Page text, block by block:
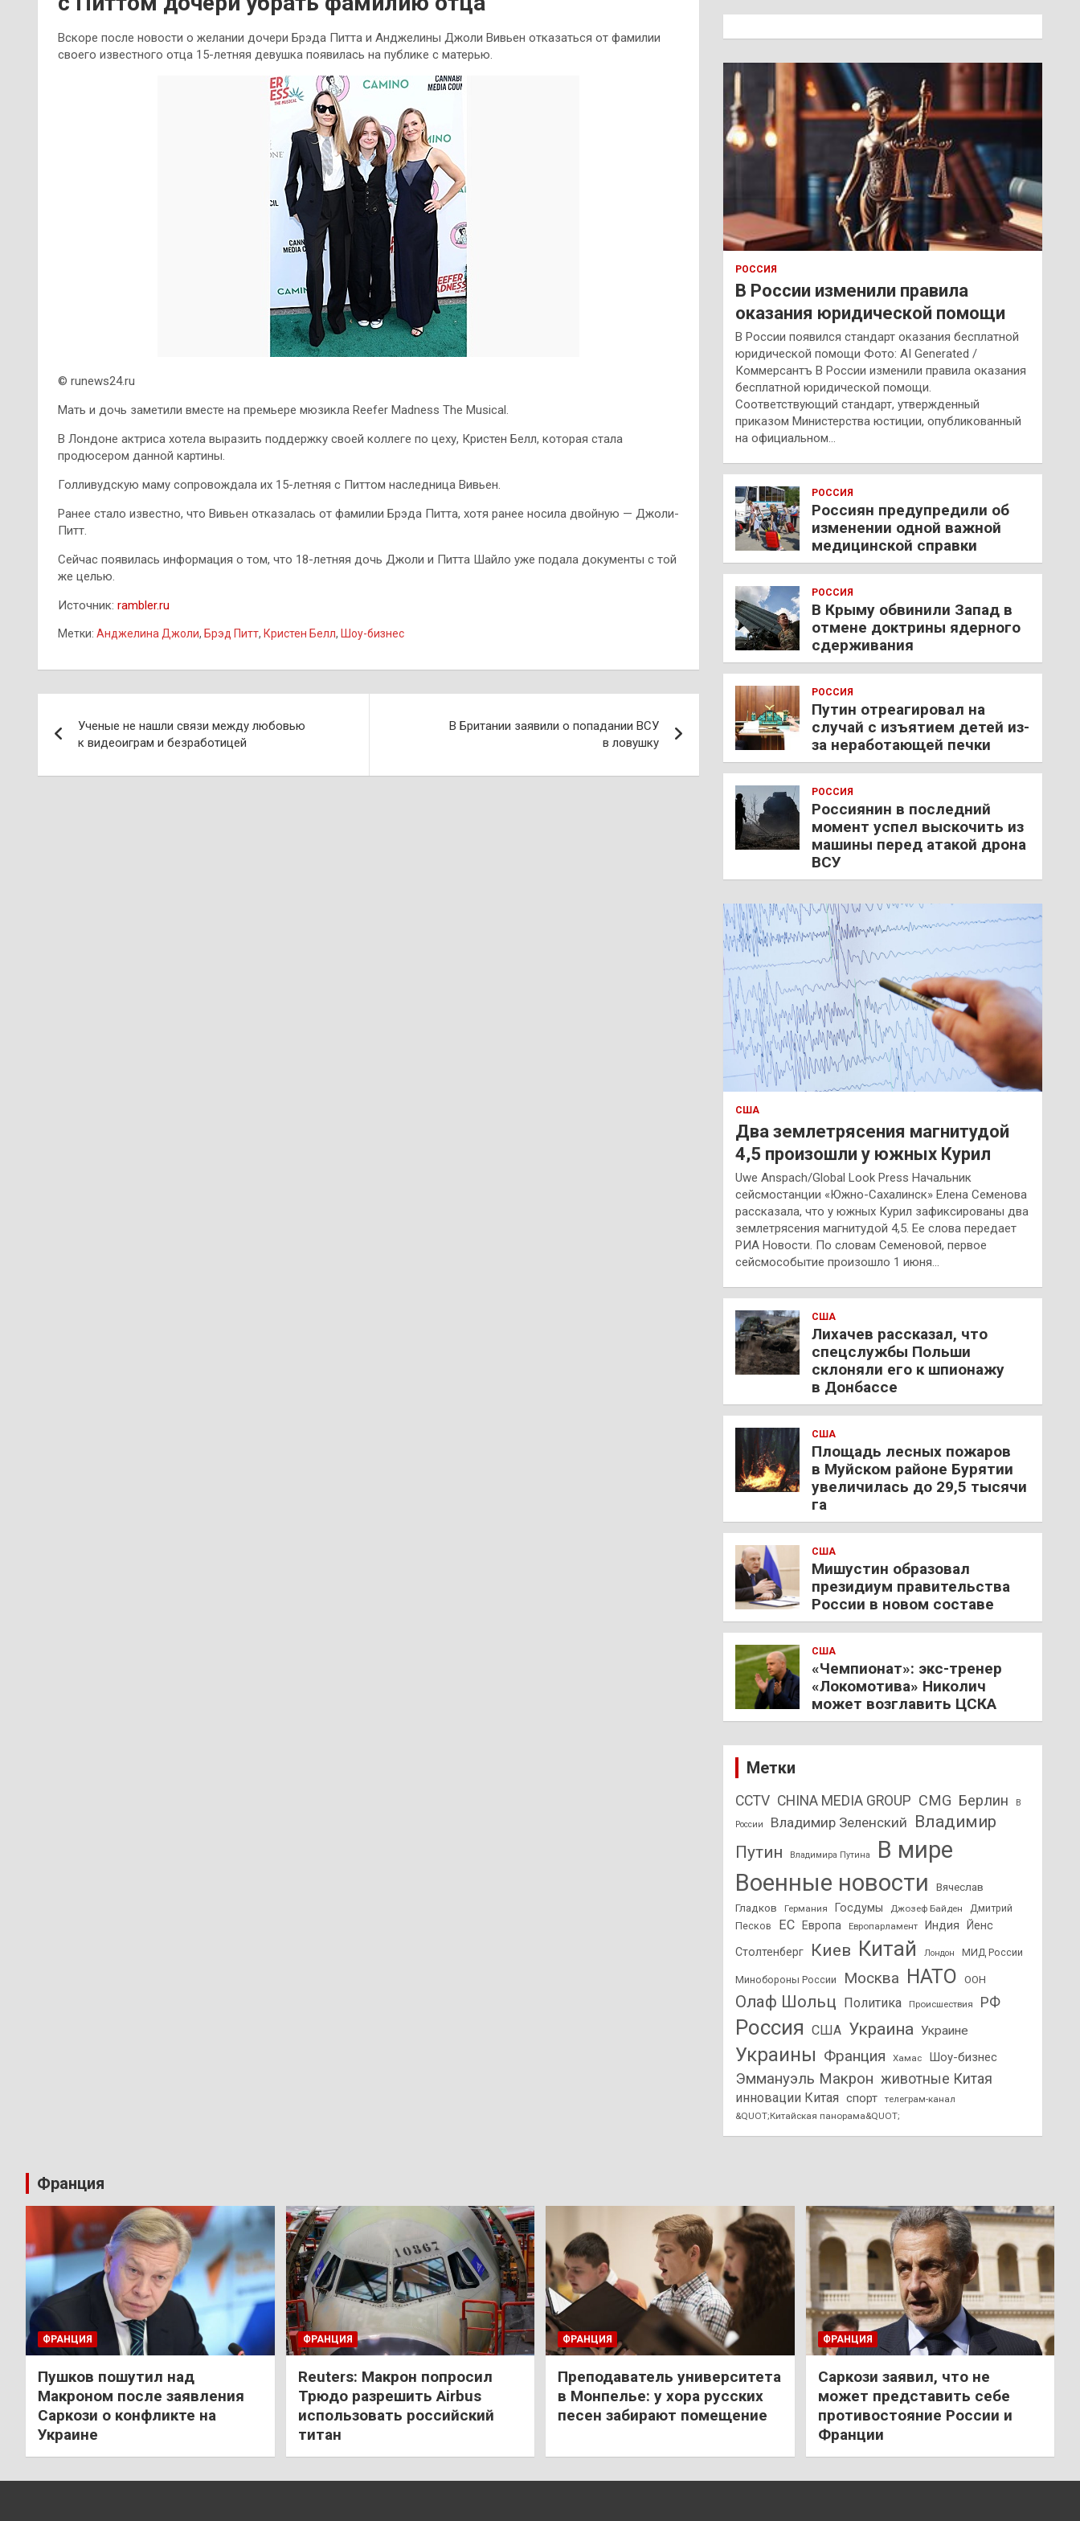
Вскоре после новости о желании дочери Брэда Питта и Анджелины Джоли Вивьен отказаться от фамилии
своего известного отца 15-летняя девушка появилась на публике с матерью.
© runews24.ru
Мать и дочь заметили вместе на премьере мюзикла Reefer Madness The Musical.
В Лондоне актриса хотела выразить поддержку своей коллеге по цеху, Кристен Белл, которая стала
продюсером данной картины.
Голливудскую маму сопровождала их 15-летняя с Питтом наследница Вивьен.
Ранее стало известно, что Вивьен отказалась от фамилии Брэда Питта, хотя ранее носила двойную — Джоли-
Питт.
Сейчас появилась информация о том, что 18-летняя дочь Джоли и Питта Шайло уже подала документы с той
же целью.
Источник: rambler.ru
Метки: Анджелина Джоли, Брэд Питт, Кристен Белл, Шоу-бизнес
по
записям
Ученые не нашли связи между любовью
к видеоиграм и безработицей
В Британии заявили о попадании ВСУ
в ловушку
к
РОССИЯ
В России изменили правила
оказания юридической помощи
В России появился стандарт оказания бесплатной
юридической помощи Фото: AI Generated /
Коммерсантъ В России изменили правила оказания
бесплатной юридической помощи.
Соответствующий стандарт, утвержденный
приказом Министерства юстиции, опубликованный
на официальном…
РОССИЯ
Россиян предупредили об
изменении одной важной
медицинской справки
РОССИЯ
В Крыму обвинили Запад в
отмене доктрины ядерного
сдерживания
РОССИЯ
Путин отреагировал на
случай с изъятием детей из-
за неработающей печки
РОССИЯ
Россиянин в последний
момент успел выскочить из
машины перед атакой дрона
ВСУ
США
Два землетрясения магнитудой
4,5 произошли у южных Курил
Uwe Anspach/Global Look Press Начальник
сейсмостанции «Южно-Сахалинск» Елена Семенова
рассказала, что у южных Курил зафиксированы два
землетрясения магнитудой 4,5. Ее слова передает
РИА Новости. По словам Семеновой, первое
сейсмособытие произошло 1 июня…
США
Лихачев рассказал, что
спецслужбы Польши
склоняли его к шпионажу
в Донбассе
США
Площадь лесных пожаров
в Муйском районе Бурятии
увеличилась до 29,5 тысячи
га
США
Мишустин образовал
президиум правительства
России в новом составе
США
«Чемпионат»: экс-тренер
«Локомотива» Николич
может возглавить ЦСКА
Метки
CCTV CHINA MEDIA GROUP CMG Берлин В
России Владимир Зеленский Владимир
Путин
Владимира Путина
В мире
Военные новости
Вячеслав
Гладков
Германия Госдумы Джозеф Байден
Дмитрий
Песков
ЕС Европа Европарламент Индия Йенс
Столтенберг Киев Китай Лондон МИД России
Минобороны России Москва НАТО ООН
Олаф Шольц Политика Происшествия РФ
Россия США Украина Украине
Украины Франция Хамас Шоу-бизнес
Эммануэль Макрон животные Китая
инновации Китая спорт
телеграм-канал
&QUOT;Китайская панорама&QUOT;
Франция
ФРАНЦИЯ
Пушков пошутил над
Макроном после заявления
Саркози о конфликте на
Украине
ФРАНЦИЯ
Reuters: Макрон попросил
Трюдо разрешить Airbus
использовать российский
титан
ФРАНЦИЯ
Преподаватель университета
в Монпелье: у хора русских
песен забирают помещение
ФРАНЦИЯ
Саркози заявил, что не
может представить себе
противостояние России и
Франции